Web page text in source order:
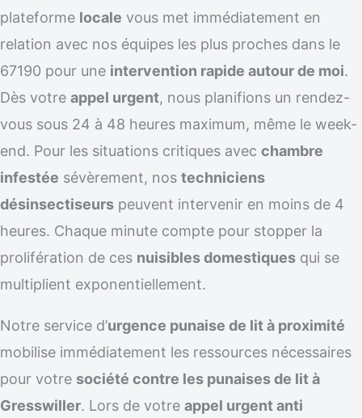
plateforme locale vous met immédiatement en
relation avec nos équipes les plus proches dans le
67190 pour une intervention rapide autour de moi.
Dès votre appel urgent, nous planifions un rendez-
vous sous 24 à 48 heures maximum, même le week-
end. Pour les situations critiques avec chambre
infestée sévèrement, nos techniciens
désinsectiseurs peuvent intervenir en moins de 4
heures. Chaque minute compte pour stopper la
prolifération de ces nuisibles domestiques qui se
multiplient exponentiellement.
Notre service d’urgence punaise de lit à proximité
mobilise immédiatement les ressources nécessaires
pour votre société contre les punaises de lit à
Gresswiller. Lors de votre appel urgent anti